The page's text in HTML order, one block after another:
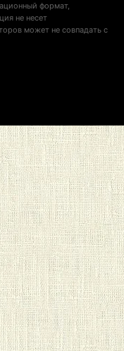
формат,
не несет
может не совпадать с